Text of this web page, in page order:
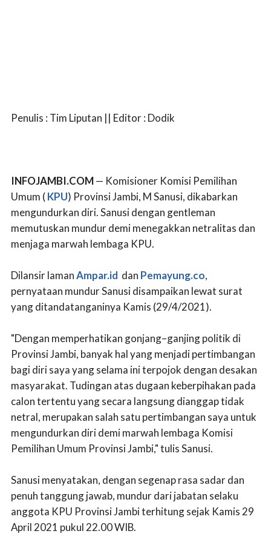
Penulis : Tim Liputan || Editor : Dodik
INFOJAMBI.COM— Komisioner Komisi Pemilihan
Umum (KPU) Provinsi Jambi, M Sanusi, dikabarkan
mengundurkan diri. Sanusi dengan gentleman
memutuskan mundur demi menegakkan netralitas dan
menjaga marwah lembaga KPU.
Dilansir lamanAmpar.id dan Pemayung.co,
pernyataan mundur Sanusi disampaikan lewat surat
yang ditandatanganinya Kamis (29/4/2021).
"Dengan memperhatikan gonjang–ganjing politik di
Provinsi Jambi, banyak hal yang menjadi pertimbangan
bagi diri saya yang selama ini terpojok dengan desakan
masyarakat. Tudingan atas dugaan keberpihakan pada
calon tertentu yang secara langsung dianggap tidak
netral, merupakan salah satu pertimbangan saya untuk
mengundurkan diri demi marwah lembaga Komisi
Pemilihan Umum Provinsi Jambi," tulis Sanusi.
Sanusi menyatakan, dengan segenap rasa sadar dan
penuh tanggung jawab, mundur dari jabatan selaku
anggota KPU Provinsi Jambi terhitung sejak Kamis 29
April 2021 pukul 22.00 WIB.